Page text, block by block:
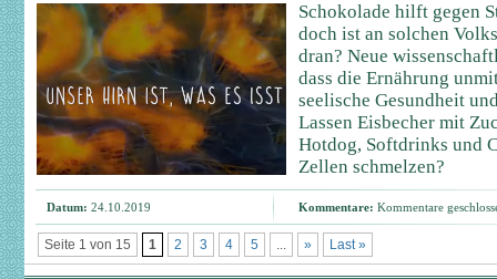
Schokolade hilft gegen
doch ist an solchen
dran? Neue
dass die Ernährung
seelische Gesundheit
Lassen Eisbecher mit
Hotdog, Softdrinks und
Zellen schmelzen?
Datum: 24.10.2019 Kommentare: Kommentare
Seite 1 von 15 1 2 3 4 5 ... » Last »